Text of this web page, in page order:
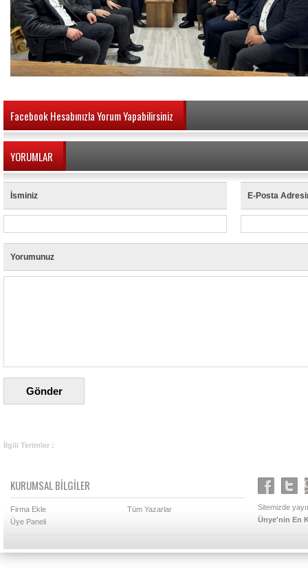
Facebook Hesabınızla Yorum Yapabilirsiniz
YORUMLAR
İsminiz E-Posta
Yorumunuz
İlgili Terimler :
KURUMSAL BİLGİLER
Firma Ekle
Tüm Yazarlar
Üye Paneli
Sitemizde
Ünye'nin En